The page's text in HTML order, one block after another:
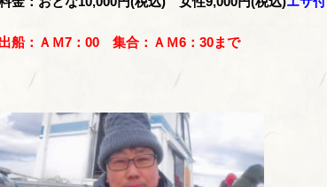
出船：ＡＭ7：00 集合：ＡＭ6：30まで